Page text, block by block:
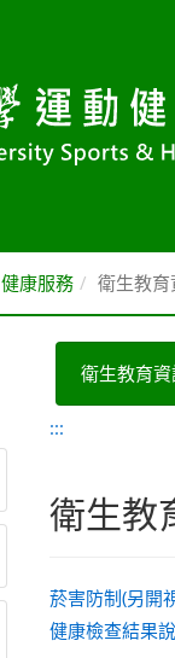
健康服務 衛生教育
衛生教育資
:::
衛生教
菸害防制(另開
健康檢查結果